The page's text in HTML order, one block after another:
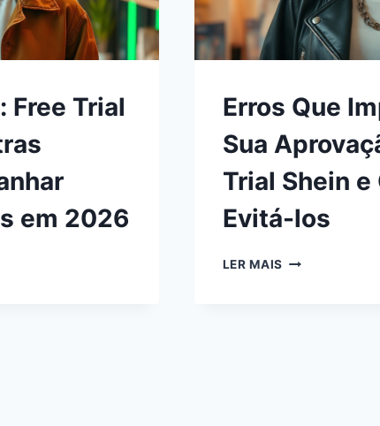
Free Trial
em 2026
Erros Que
Sua
Trial Shein e
Evitá-los
LER MAIS